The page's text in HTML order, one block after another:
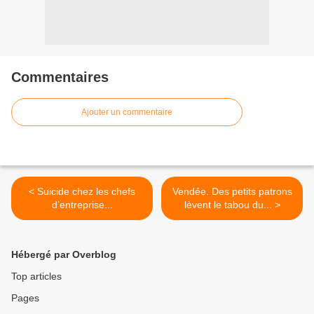
Commentaires
Ajouter un commentaire
< Suicide chez les chefs
d’entreprise...
Vendée. Des petits patrons
lèvent le tabou du... >
Hébergé par Overblog
Top articles
Pages